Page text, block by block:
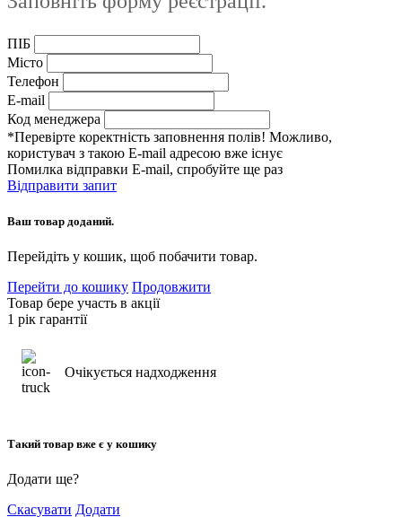
ПІБ
Місто
Телефон
E-mail
Код менеджера
*Перевірте коректність заповнення полів! Можливо,
користувач з такою E-mail адресою вже існує
Помилка відправки E-mail, спробуйте ще раз
Відправити запит
Ваш товар доданий.
Перейдіть у кошик, щоб побачити товар.
Перейти до кошику Продовжити
Товар бере участь в акції
1 рік гарантії
Очікується надходження
Такий товар вже є у кошику
Додати ще?
Скасувати Додати